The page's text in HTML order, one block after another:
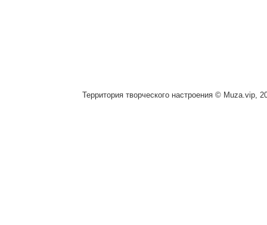
Территория творческого настроения © Muza.vip,